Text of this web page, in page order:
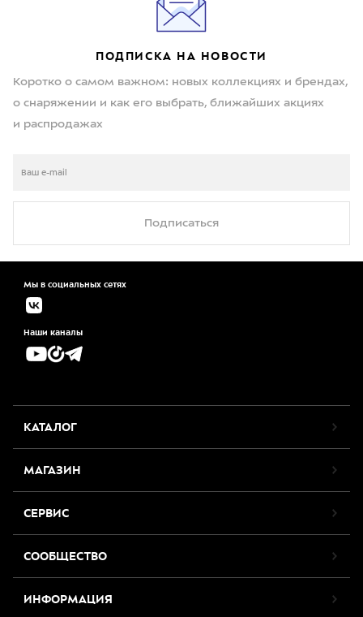
ПОДПИСКА НА НОВОСТИ
Коротко о самом важном: новых коллекциях и брендах,
о снаряжении и как его выбрать, ближайших акциях
и распродажах
Подписаться
Мы в социальных сетях
Наши каналы
КАТАЛОГ
МАГАЗИН
СЕРВИС
СООБЩЕСТВО
ИНФОРМАЦИЯ